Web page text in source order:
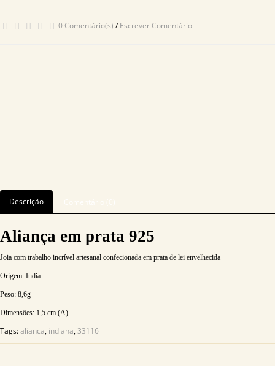
0 Comentário(s) /Escrever Comentário
Descrição
Aliança em prata 925
Joia com trabalho incrível artesanal confecionada em prata de lei envelhecida
Origem: India
Peso: 8,6g
Dimensões: 1,5 cm (A)
Tags:alianca, indiana,33116